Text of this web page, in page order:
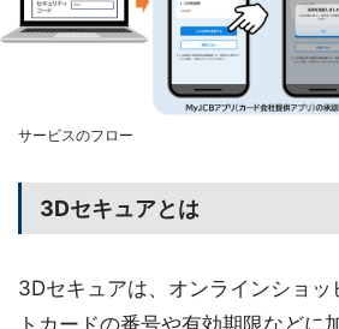
サービスのフロー
3Dセキュアとは
3Dセキュアは、オンラインショッ
トカードの番号や有効期限などに